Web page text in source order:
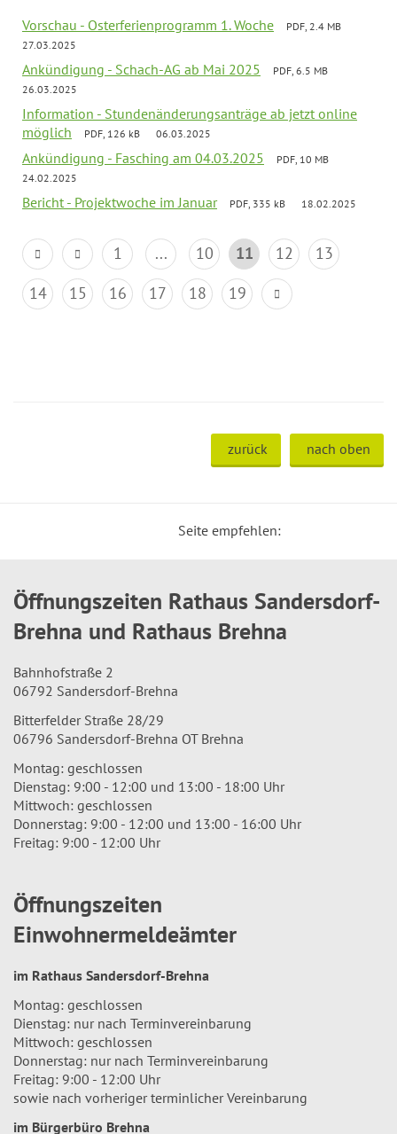
Vorschau - Osterferienprogramm 1. Woche
PDF, 2.4 MB
27.03.2025
Ankündigung - Schach-AG ab Mai 2025
PDF, 6.5 MB
26.03.2025
Information - Stundenänderungsanträge ab jetzt online
möglich
PDF, 126 kB 06.03.2025
Ankündigung - Fasching am 04.03.2025
PDF, 10 MB
24.02.2025
Bericht - Projektwoche im Januar PDF, 335 kB 18.02.2025
1 ... 10 11 12
13
14
15 16 17 18 19
zurück nach oben
Seite empfehlen:
Öffnungszeiten Rathaus Sandersdorf-
Brehna und Rathaus Brehna
Bahnhofstraße 2
06792 Sandersdorf-Brehna
Bitterfelder Straße 28/29
06796 Sandersdorf-Brehna OT Brehna
Montag: geschlossen
Dienstag: 9:00 - 12:00 und 13:00 - 18:00 Uhr
Mittwoch: geschlossen
Donnerstag: 9:00 - 12:00 und 13:00 - 16:00 Uhr
Freitag: 9:00 - 12:00 Uhr
Öffnungszeiten
Einwohnermeldeämter
im Rathaus Sandersdorf-Brehna
Montag: geschlossen
Dienstag: nur nach Terminvereinbarung
Mittwoch: geschlossen
Donnerstag: nur nach Terminvereinbarung
Freitag: 9:00 - 12:00 Uhr
sowie nach vorheriger terminlicher Vereinbarung
im Bürgerbüro Brehna